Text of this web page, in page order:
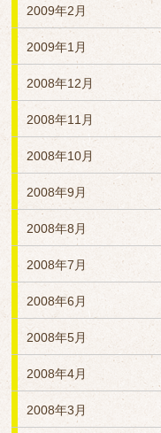
2009年2月
2009年1月
2008年12月
2008年11月
2008年10月
2008年9月
2008年8月
2008年7月
2008年6月
2008年5月
2008年4月
2008年3月